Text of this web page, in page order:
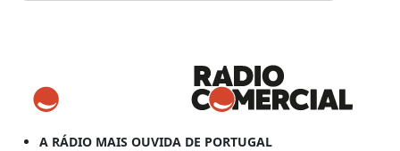
A RÁDIO MAIS OUVIDA DE PORTUGAL